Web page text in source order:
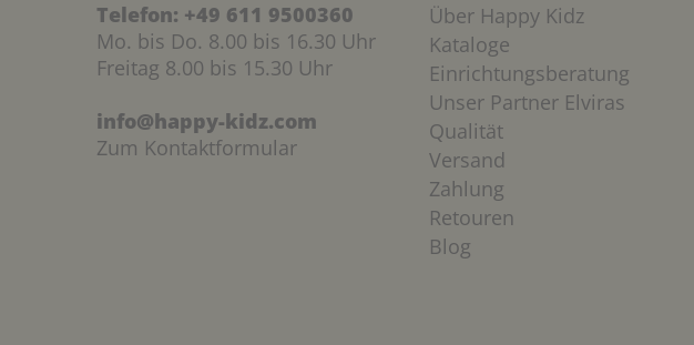
Telefon: +49 611 9500360
Mo. bis Do. 8.00 bis 16.30 Uhr
Freitag 8.00 bis 15.30 Uhr
info@happy-kidz.com
Zum Kontaktformular
Über Happy Kidz
Kataloge
Einrichtungsberatung
Unser Partner Elviras
Qualität
Versand
Zahlung
Retouren
Blog